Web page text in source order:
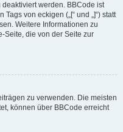
werden. BBCode ist
von eckigen („[“ und „]“) statt
Weitere Informationen zu
Seite, die von der Seite zur
zu verwenden. Die meisten
können über BBCode erreicht